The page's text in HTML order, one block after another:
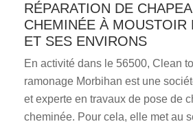
RÉPARATION DE
CHEMINÉE À MOUSTOIR
ET SES ENVIRONS
En activité dans le 56500, Clean
ramonage Morbihan est une
et experte en travaux de pose de
cheminée. Pour cela, elle met au